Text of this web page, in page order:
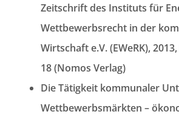
Zeitschrift des Instituts für
Wettbewerbsrecht in der
Wirtschaft e.V. (EWeRK),
18 (Nomos Verlag)
Die Tätigkeit kommunaler
Wettbewerbsmärkten –